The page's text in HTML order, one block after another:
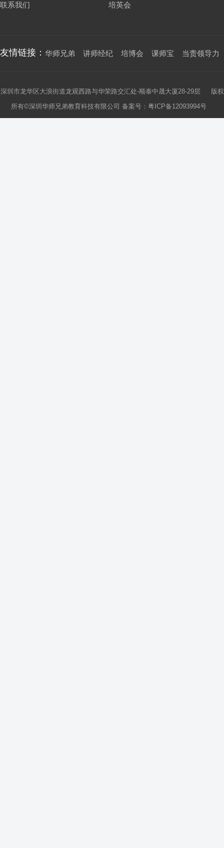
联系我们 培英会
友情链接： 华师兄弟 讲师经纪 培博会 课师宝 当责领导力
深圳市龙华区大浪街道龙观西路与华荣路交汇处-顺泰中晟大厦28-29层 版权
所有©深圳华师兄弟教育科技有限公司 备案号： 粤ICP备12093994号